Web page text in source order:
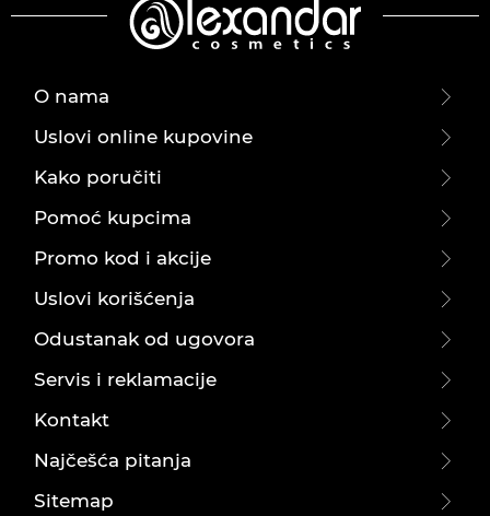
O nama
Uslovi online kupovine
Kako poručiti
Pomoć kupcima
Promo kod i akcije
Uslovi korišćenja
Odustanak od ugovora
Servis i reklamacije
Kontakt
Najčešća pitanja
Sitemap